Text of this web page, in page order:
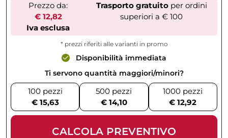
Prezzo da:
€ 12,82
Iva esclusa
Trasporto gratuitoper ordini
superiori a € 100
* prezzi riferiti alle varianti in promo
Disponibilità immediata
Ti servono quantità maggiori/minori?
100 pezzi
€ 15,63
500 pezzi
€ 14,10
1000 pezzi
€ 12,92
CALCOLA PREVENTIVO